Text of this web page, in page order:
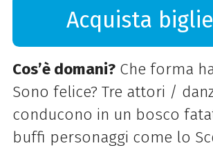
Acquista
Cos’è domani?Che forma
Sono felice? Tre attori /
conducono in un bosco
buffi personaggi come lo